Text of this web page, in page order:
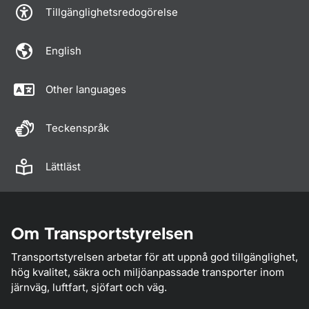
Tillgänglighetsredogörelse
English
Other languages
Teckenspråk
Lättläst
Om Transportstyrelsen
Transportstyrelsen arbetar för att uppnå god tillgänglighet,
hög kvalitet, säkra och miljöanpassade transporter inom
järnväg, luftfart, sjöfart och väg.